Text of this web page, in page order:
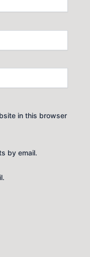
in this browser
by email.